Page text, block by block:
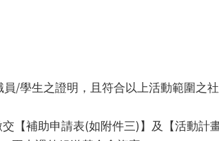
/學生之證明，且符合以上活動範圍之
【補助申請表(如附件三)】及【活動計